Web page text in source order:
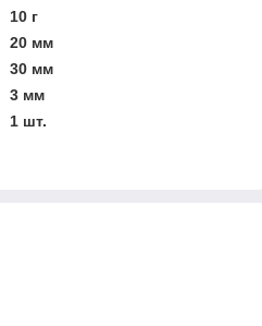
10 г
20 мм
30 мм
3 мм
1 шт.